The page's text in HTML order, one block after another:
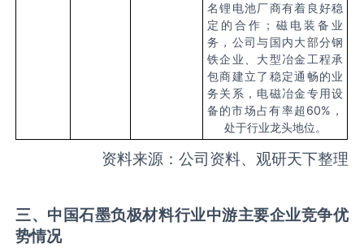
名锂电池厂商有着良好稳
定的合作；磁电装备业
务，公司与国内大部分钢
铁企业、大型冶金工程承
包商建立了稳定通畅的业
务关系，电磁冶金专用设
备的市场占有率超60%，
处于行业龙头地位。
资料来源：公司资料、观研天下整理
三、中国石墨负极材料行业中游主要企业竞争优
势情况